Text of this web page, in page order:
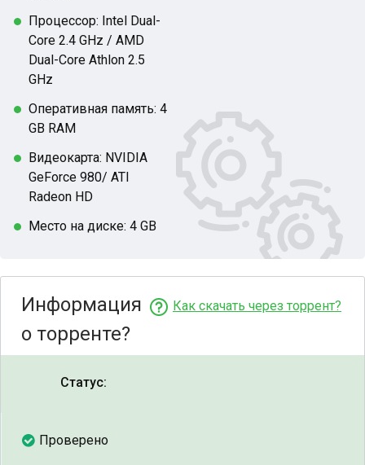
Процессор: Intel Dual-
Core 2.4 GHz / AMD
Dual-Core Athlon 2.5
GHz
Оперативная память: 4
GB RAM
Видеокарта: NVIDIA
GeForce 980/ ATI
Radeon HD
Место на диске: 4 GB
Как скачать через торрент?
Информация
о торренте?
Статус:
Проверено